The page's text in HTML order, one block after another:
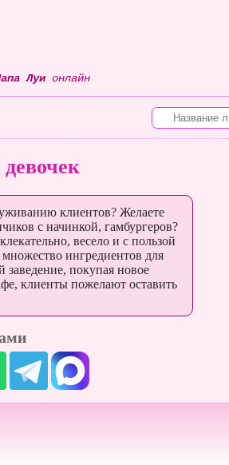
Луионлайн
клиентов? Желаете
с начинкой, гамбургеров?
весело и с пользой
ингредиентов для
покупая новое
клиенты пожелают оставить
Ледниковый Период Большие